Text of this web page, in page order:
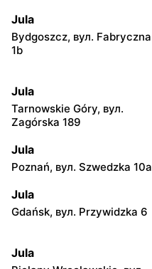
Jula
Bydgoszcz, вул. Fabryczna
1b
Jula
Tarnowskie Góry, вул.
Zagórska 189
Jula
Poznań, вул. Szwedzka 10a
Jula
Gdańsk, вул. Przywidzka 6
Jula